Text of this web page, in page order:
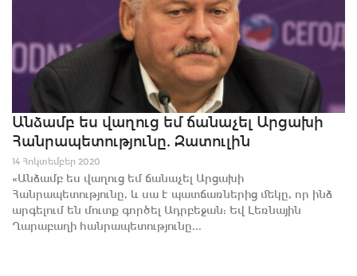
Անձամբ ես վաղուց եմ ճանաչել Արցախի
Հանրապետությունը. Զատուլին
14 Հոկտեմբեր 2020
«Անձամբ ես վաղուց եմ ճանաչել Արցախի
Հանրապետությունը, և սա է պատճառներից մեկը, որ ինձ
արգելում են մուտք գործել Ադրբեջան: Եվ Լեռնային
Ղարաբաղի հանրապետությունը...